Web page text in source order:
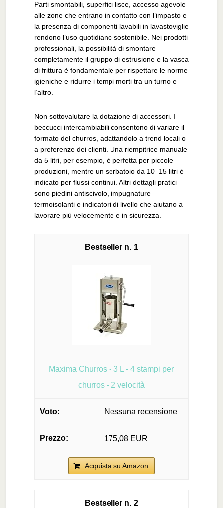
Parti smontabili, superfici lisce, accesso agevole
alle zone che entrano in contatto con l’impasto e
la presenza di componenti lavabili in lavastoviglie
rendono l’uso quotidiano sostenibile. Nei prodotti
professionali, la possibilità di smontare
completamente il gruppo di estrusione e la vasca
di frittura è fondamentale per rispettare le norme
igieniche e ridurre i tempi morti tra un turno e
l’altro.
Non sottovalutare la dotazione di accessori. I
beccucci intercambiabili consentono di variare il
formato del churros, adattandolo a trend locali o
a preferenze dei clienti. Una riempitrice manuale
da 5 litri, per esempio, è perfetta per piccole
produzioni, mentre un serbatoio da 10–15 litri è
indicato per flussi continui. Altri dettagli pratici
sono piedini antiscivolo, impugnature
termoisolanti e indicatori di livello che aiutano a
lavorare più velocemente e in sicurezza.
1
Maxima Churros - 3 L - 4 stampi per
churros - 2 velocità
Nessuna recensione
175,08 EUR
Acquista su Amazon
2